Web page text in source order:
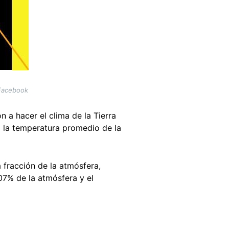
a hacer el clima de la Tierra
temperatura promedio de la
fracción de la atmósfera,
de la atmósfera y el